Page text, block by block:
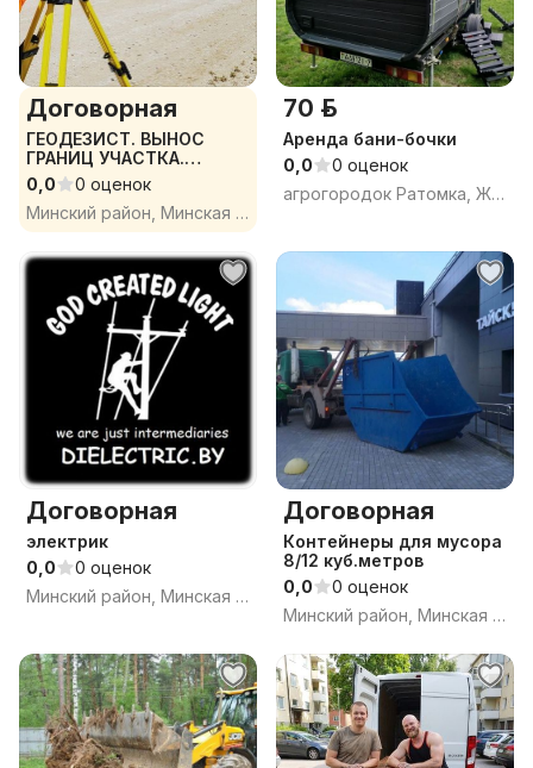
Договорная
ГЕОДЕЗИСТ. ВЫНОС
ГРАНИЦ УЧАСТКА.
ТОПОСЪЕМКА ПОД
ПРОЕКТ
0,0
0 оценок
Минский район, Минская обл.
70 р.
Аренда бани-бочки
0,0
0 оценок
агрогородок Ратомка, Ждановичский сельсовет, Минский район, Минская область
Договорная
электрик
0,0
0 оценок
Минский район, Минская обл.
Договорная
Контейнеры для мусора
8/12 куб.метров
0,0
0 оценок
Минский район, Минская обл.